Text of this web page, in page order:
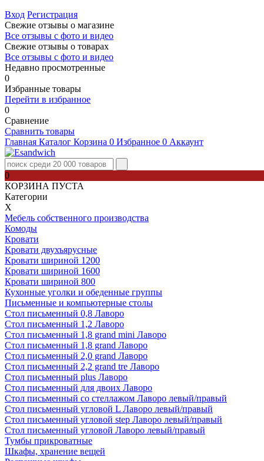
Вход Регистрация
Свежие отзывы о магазине
Все отзывы с фото и видео
Свежие отзывы о товарах
Все отзывы c фото и видео
Недавно просмотренные
0
Избранные товары
Перейти в избранное
0
Сравнение
Сравнить товары
Главная Каталог Корзина 0 Избранное 0 Аккаунт
0
КОРЗИНА ПУСТА
Категории
Х
Мебель собственного производства
Комоды
Кровати
Кровати двухъярусные
Кровати шириной 1200
Кровати шириной 1600
Кровати шириной 800
Кухонные уголки и обеденные группы
Письменные и компьютерные столы
Стол письменный 0,8 Лаворо
Стол письменный 1,2 Лаворо
Стол письменный 1,8 grand mini Лаворо
Стол письменный 1,8 grand Лаворо
Стол письменный 2,0 grand Лаворо
Стол письменный 2,2 grand tre Лаворо
Стол письменный plus Лаворо
Стол письменный для двоих Лаворо
Стол письменный со стеллажом Лаворо левый/правый
Стол письменный угловой L Лаворо левый/правый
Стол письменный угловой step Лаворо левый/правый
Стол письменный угловой Лаворо левый/правый
Тумбы прикроватные
Шкафы, хранение вещей